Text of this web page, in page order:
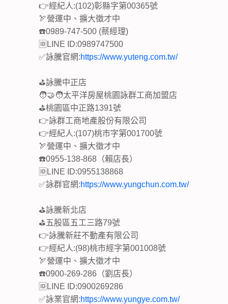
👉經紀人:(102)彰縣字第00365號
🏹營運中、擴大徵才中
☎️0989-747-500 (蔡經理)
🆔LINE ID:0989747500
✅詠騰官網:https://www.yuteng.com.tw/
⛳詠騰中正店
🧑‍🤝‍🧑太平洋房屋桃園詠群工商加盟店
⛳桃園區中正路1391號
👉詠群工商地產股份有限公司
👉經紀人:(107)桃市字第001700號
🏹營運中、擴大徵才中
☎️0955-138-868（賴店長）
🆔LINE ID:0955138868
✅詠群官網:https://www.yungchun.com.tw/
⛳詠騰新北店
⛳五股區五工三路79號
👉詠騰新莊不動產有限公司
👉經紀人:(98)桃市經字第001008號
🏹營運中、擴大徵才中
☎️0900-269-286（劉店長）
🆔LINE ID:0900269286
✅詠業官網:https://www.yungye.com.tw/